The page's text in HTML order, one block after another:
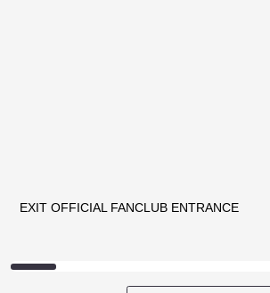
EXIT OFFICIAL FANCLUB ENTRANCE